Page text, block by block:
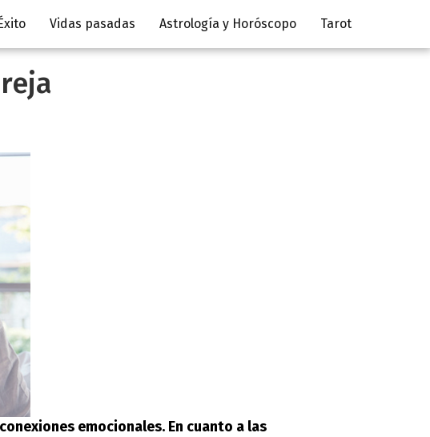
Vidas pasadas Astrología y Horóscopo Tarot
emocionales. En cuanto a las